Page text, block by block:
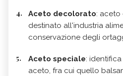
Aceto decolorato:
destinato all'industria
conservazione degli
Aceto speciale:
aceto, fra cui quello